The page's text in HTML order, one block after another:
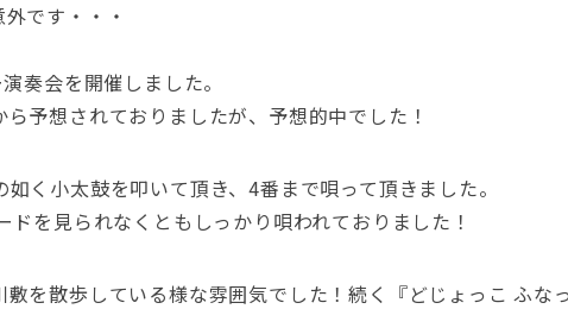
です・・・
奏会を開催しました。
予想されておりましたが、予想的中でした！
く小太鼓を叩いて頂き、4番まで唄って頂きました。
を見られなくともしっかり唄われておりました！
を散歩している様な雰囲気でした！続く『どじょっこ ふな